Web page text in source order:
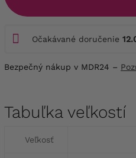
Očakávané doručenie
Bezpečný nákup v MDR24 –
Tabuľka veľkostí
Veľkosť